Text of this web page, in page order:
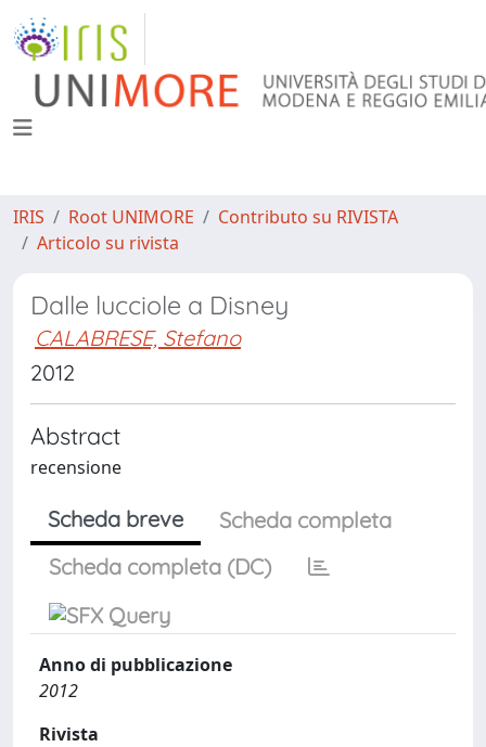
IRIS Root UNIMORE
Contributo su RIVISTA
Articolo su rivista
Dalle lucciole a Disney
CALABRESE, Stefano
2012
Abstract
recensione
Scheda breve
Scheda completa
Scheda completa (DC)
Anno di pubblicazione
2012
Rivista